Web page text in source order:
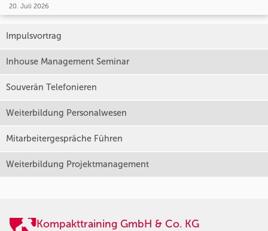
20. Juli 2026
Impulsvortrag
Inhouse Management Seminar
Souverän Telefonieren
Weiterbildung Personalwesen
Mitarbeitergespräche Führen
Weiterbildung Projektmanagement
Kompakttraining GmbH & Co. KG